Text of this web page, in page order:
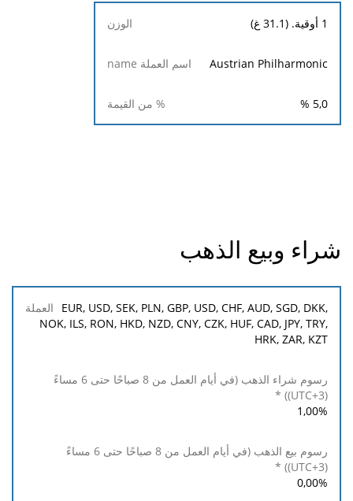
1 أوقية. (31.1 غ)
Austrian Philharmonic
5,0
%
شراء وبيع الذهب
العملة
رسوم
الذهب
(في أيام
العمل
حتى 6
مساءً
(UTC+3))
*
EUR, USD, SEK, PLN, GBP, USD, CHF, AUD, SGD, DKK,
NOK, ILS, RON, HKD, NZD, CNY, CZK, HUF, CAD, JPY, TRY,
HRK, ZAR, KZT
1,00%
0,00%